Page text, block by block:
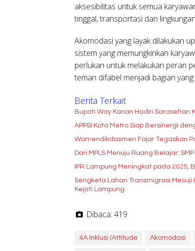
aksesibilitas untuk semua
tinggal, transportasi dan
Akomodasi yang layak dilakukan
sistem yang memungkinkan
perlukan untuk melakukan peran
teman difabel menjadi bagian
Berita Terkait
Bupati Way Kanan Hadiri
APPSI Kota Metro Siap Bersinergi
Wamendikdasmen Fajar Tegaskan
Dari MPLS Menuju Ruang Belajar:
IPR Lampung Meningkat pada 2025,
Sengketa Lahan Transmigrasi Mesuji
Kejati Lampung
Dibaca: 419
4A Inklusi (Attitude Akomodasi